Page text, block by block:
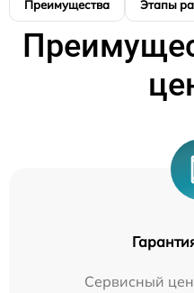
Преимущества Этапы
Сервисный